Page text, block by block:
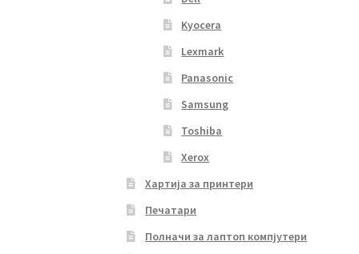
Kyocera
Lexmark
Panasonic
Samsung
Toshiba
Xerox
Хартија за принтери
Печатари
Полначи за лаптоп компјутери